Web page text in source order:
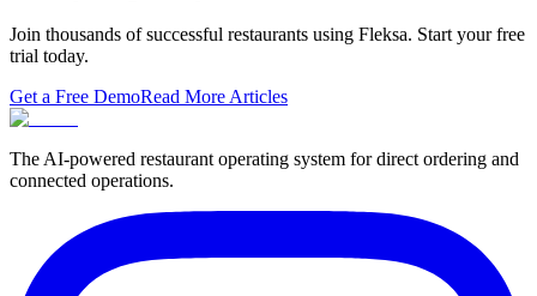
Join thousands of successful restaurants using Fleksa. Start your free
trial today.
Get a Free DemoRead More Articles
The AI-powered restaurant operating system for direct ordering and
connected operations.